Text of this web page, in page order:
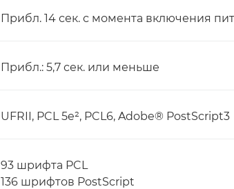
Прибл. 14 сек. с момента включения
Прибл.: 5,7 сек. или меньше
UFRII, PCL 5e², PCL6, Adobe® PostScript3
93 шрифта PCL
136 шрифтов PostScript